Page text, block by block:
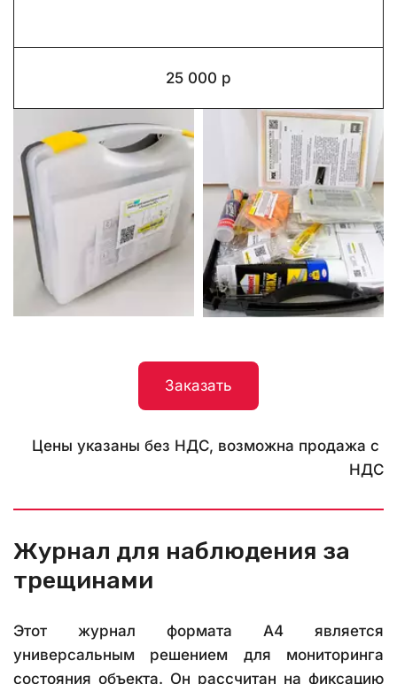
25 000 р
Заказать
Цены указаны без НДС, возможна продажа с
НДС
Журнал для наблюдения за
трещинами
Этот журнал формата А4 является
универсальным решением для мониторинга
состояния объекта. Он рассчитан на фиксацию